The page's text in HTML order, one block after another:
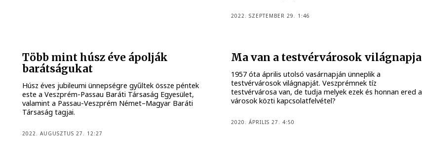
2022. SZEPTEMBER 29. 1:46
Több mint húsz éve ápolják
barátságukat
Húsz éves jubileumi ünnepségre gyűltek össze péntek
este a Veszprém-Passau Baráti Társaság Egyesület,
valamint a Passau-Veszprém Német–Magyar Baráti
Társaság tagjai.
2022. AUGUSZTUS 27. 12:27
Ma van a testvérvárosok világnapja
1957 óta április utolsó vasárnapján ünneplik a
testvérvárosok világnapját. Veszprémnek tíz
testvérvárosa van, de tudja melyek ezek és honnan ered a
városok közti kapcsolatfelvétel?
2020. ÁPRILIS 27. 4:50